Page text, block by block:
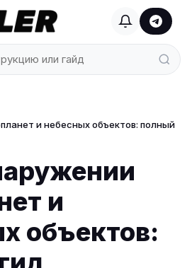
и небесных объектов: полный
и
объектов: